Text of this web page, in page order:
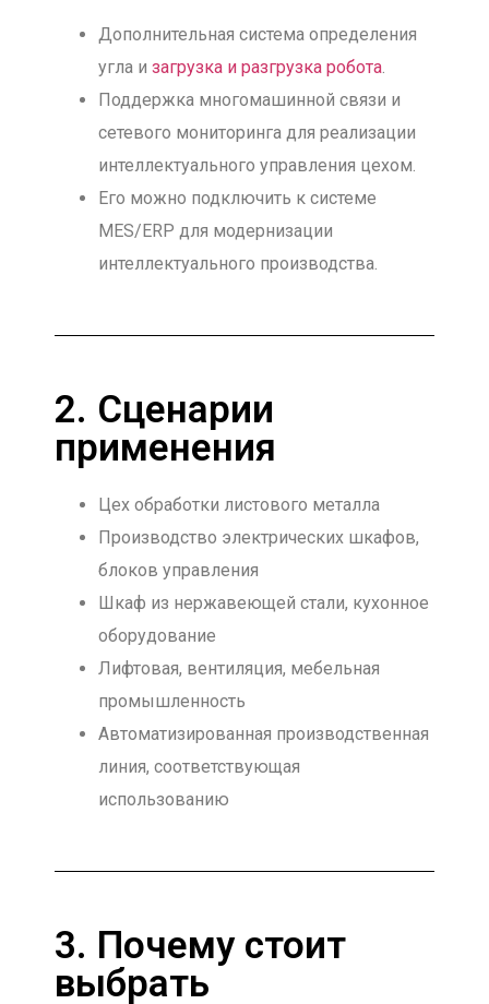
Дополнительная система определения
угла и загрузка и разгрузка робота
Поддержка многомашинной связи и
сетевого мониторинга для реализации
интеллектуального управления цехом.
Его можно подключить к системе
MES/ERP для модернизации
интеллектуального производства.
2. Сценарии
применения
Цех обработки листового металла
Производство электрических шкафов,
блоков управления
Шкаф из нержавеющей стали, кухонное
оборудование
Лифтовая, вентиляция, мебельная
промышленность
Автоматизированная производственная
линия, соответствующая
использованию
3. Почему стоит
выбрать